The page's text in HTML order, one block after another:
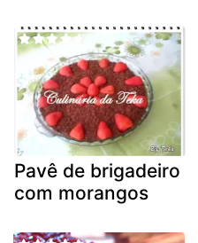
Pavê de brigadeiro
com morangos